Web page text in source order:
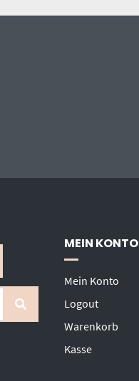
MEIN KONTO
Mein Konto
Logout
Warenkorb
Kasse